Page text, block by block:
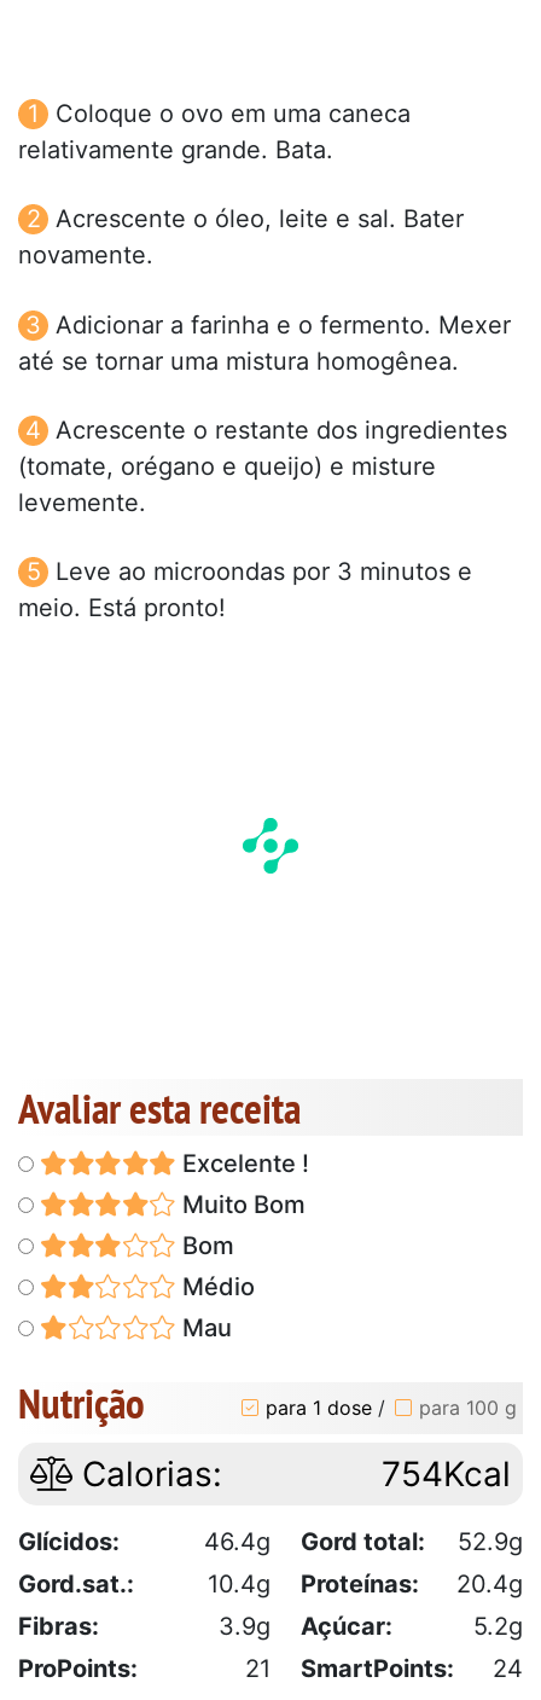
Coloque o ovo em uma caneca
relativamente grande. Bata.
Acrescente o óleo, leite e sal. Bater
novamente.
Adicionar a farinha e o fermento. Mexer
até se tornar uma mistura homogênea.
Acrescente o restante dos ingredientes
(tomate, orégano e queijo) e misture
levemente.
Leve ao microondas por 3 minutos e
meio. Está pronto!
Avaliar esta receita
Excelente !
Muito Bom
Bom
Médio
Mau
Nutrição para 1 dose / para 100 g
Calorias: 754Kcal
Glícidos: 46.4g Gord total:
52.9g
Gord.sat.:
10.4g Proteínas:
20.4g
Fibras:
3.9g Açúcar:
5.2g
ProPoints:
21 SmartPoints: 24